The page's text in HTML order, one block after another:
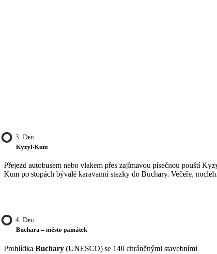
3. Den
Kyzyl-Kum
Přejezd autobusem nebo vlakem přes zajímavou písečnou pouští
Kum po stopách bývalé karavanní stezky do Buchary. Večeře,
4. Den
Buchara – město památek
Prohlídka Buchary (UNESCO) se 140 chráněnými stavebními